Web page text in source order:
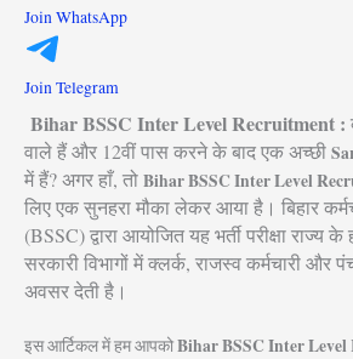
Join WhatsApp
Join Telegram
Bihar BSSC Inter Level Recruitment :
वाले हैं और 12वीं पास करने के बाद एक अच्छी
में हैं? अगर हाँ, तो Bihar BSSC Inter Level
लिए एक सुनहरा मौका लेकर आया है। बिहार
(BSSC) द्वारा आयोजित यह भर्ती परीक्षा राज्य
सरकारी विभागों में क्लर्क, राजस्व कर्मचारी और
अवसर देती है।
इस आर्टिकल में हम आपकोBihar BSSC Inter